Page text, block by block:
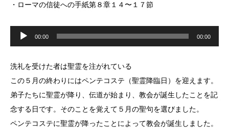
・ローマの信徒への手紙第８章１４〜１７節
ヤ
ー
00:00 00:00
洗礼を受けた者は聖霊を注がれている
この５月の終わりにはペンテコステ（聖霊降臨日）を迎えます。
弟子たちに聖霊が降り、伝道が始まり、教会が誕生したことを記
念する日です。そのことを覚えて５月の聖句を選びました。
ペンテコステに聖霊が降ったことによって教会が誕生しました。